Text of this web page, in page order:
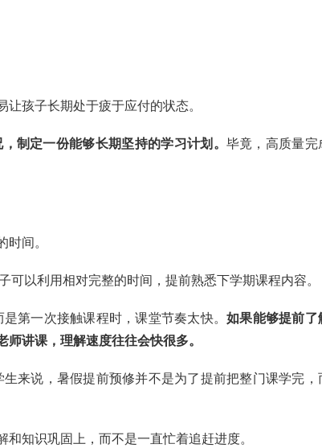
孩子长期处于疲于应付的状态。
制定一份能够长期坚持的学习计划。 毕竟，高质量完
间。
可以利用相对完整的时间，提前熟悉下学期课程内容。
第一次接触课程时，课堂节奏太快。如果能够提前了
讲课，理解速度往往会快很多。
来说，暑假提前预修并不是为了提前把整门课学完，
知识巩固上，而不是一直忙着追赶进度。